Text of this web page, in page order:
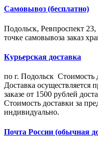
Самовывоз (бесплатно)
Подольск, Ревпроспект
точке самовывоза заказ
Курьерская доставка
по г. Подольск Стоимость
Доставка осуществляется
заказе от 1500 рублей
Стоимость доставки за
индивидуально.
Почта России (обычная